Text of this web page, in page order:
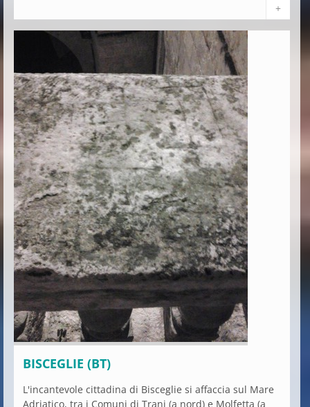
+
BISCEGLIE (BT)
L'incantevole cittadina di Bisceglie si affaccia sul Mare
Adriatico, tra i Comuni di Trani (a nord) e Molfetta (a